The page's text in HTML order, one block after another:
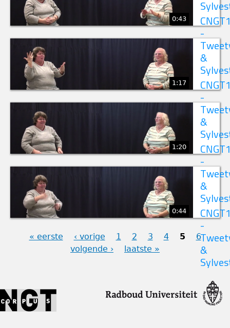
0:43
-
&
1:17
-
&
1:20
-
&
0:44
-
&
« eerste ‹ vorige 1 2 3 4 5
6
volgende ›
laatste »